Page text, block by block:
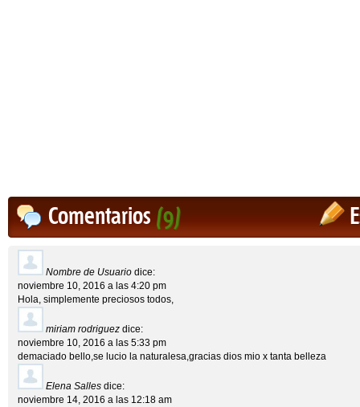
Comentarios(9)
Nombre de Usuario dice:
noviembre 10, 2016 a las 4:20 pm
Hola, simplemente preciosos todos,
miriam rodriguez dice:
noviembre 10, 2016 a las 5:33 pm
demaciado bello,se lucio la naturalesa,gracias dios mio x tanta belleza
Elena Salles dice:
noviembre 14, 2016 a las 12:18 am